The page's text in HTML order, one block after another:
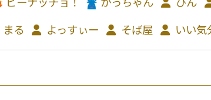
まる よっすぃー そば屋 いい気